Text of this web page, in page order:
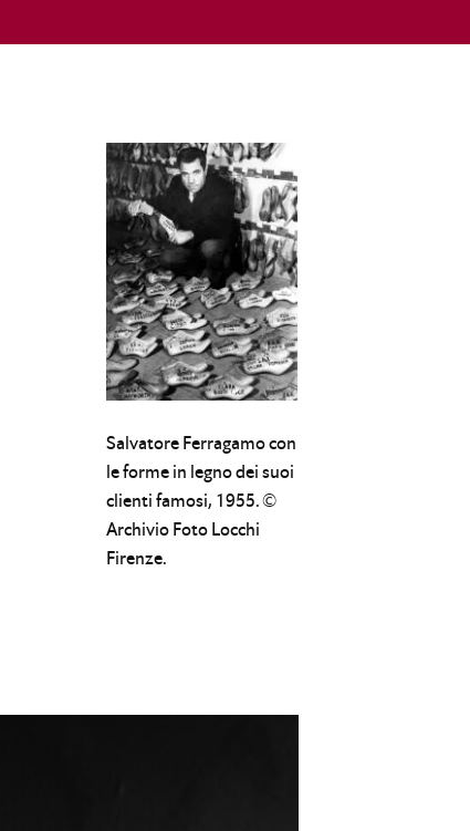
Salvatore Ferragamo con
le forme in legno dei suoi
clienti famosi, 1955. ©
Archivio Foto Locchi
Firenze.